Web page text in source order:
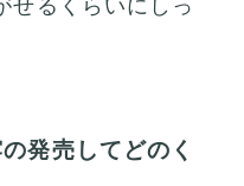
せるくらいにしっ
発売してどのく